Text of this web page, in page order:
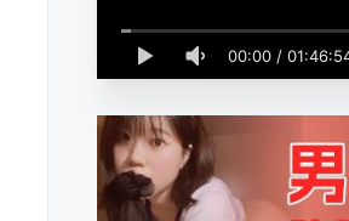
00:00 /